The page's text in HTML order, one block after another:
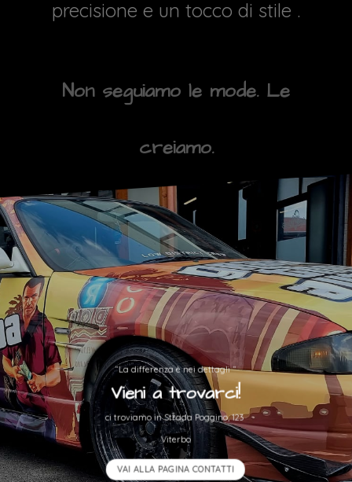
precisione e un tocco di stile .
Non seguiamo le mode. Le
creiamo.
“La differenza è nei dettagli “
Vieni a trovarci!
ci troviamo in Strada Poggino, 123
Viterbo
VAI ALLA PAGINA CONTATTI